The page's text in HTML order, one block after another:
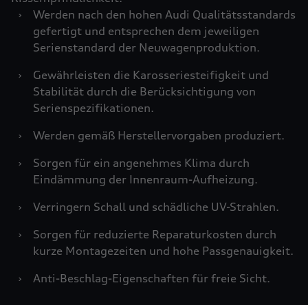
›
Werden nach den hohen Audi Qualitätsstandards
gefertigt und entsprechen dem jeweiligen
Serienstandard der Neuwagenproduktion.
›
Gewährleisten die Karosseriesteifigkeit und
Stabilität durch die Berücksichtigung von
Serienspezifikationen.
›
Werden gemäß Herstellervorgaben produziert.
›
Sorgen für ein angenehmes Klima durch
Eindämmung der Innenraum-Aufheizung.
›
Verringern Schall und schädliche UV-Strahlen.
›
Sorgen für reduzierte Reparaturkosten durch
kurze Montagezeiten und hohe Passgenauigkeit.
›
Anti-Beschlag-Eigenschaften für freie Sicht.